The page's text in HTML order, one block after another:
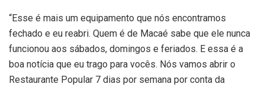
“Esse é mais um equipamento que nós encontramos
fechado e eu reabri. Quem é de Macaé sabe que ele nunca
funcionou aos sábados, domingos e feriados. E essa é a
boa notícia que eu trago para vocês. Nós vamos abrir o
Restaurante Popular 7 dias por semana por conta da